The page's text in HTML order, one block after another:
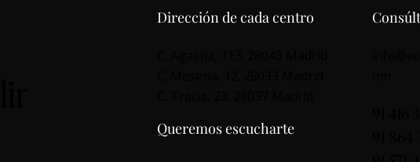
Dirección de cada centro
Queremos escucharte